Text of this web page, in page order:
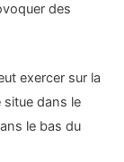
des
exercer sur la
dans le
le bas du